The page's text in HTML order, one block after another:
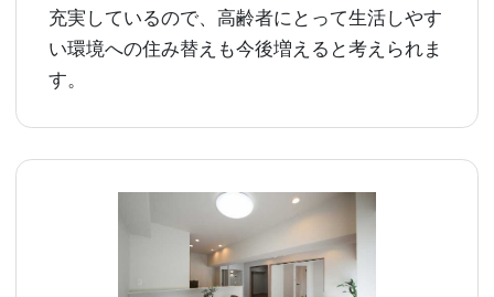
充実しているので、高齢者にとって生活しやす
い環境への住み替えも今後増えると考えられま
す。